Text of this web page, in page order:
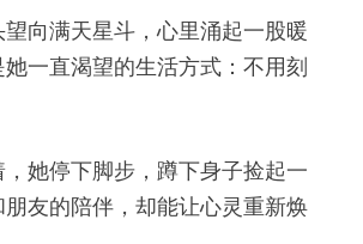
向满天星斗，心里涌起一股暖
一直渴望的生活方式：不用刻
她停下脚步，蹲下身子捡起一
友的陪伴，却能让心灵重新焕